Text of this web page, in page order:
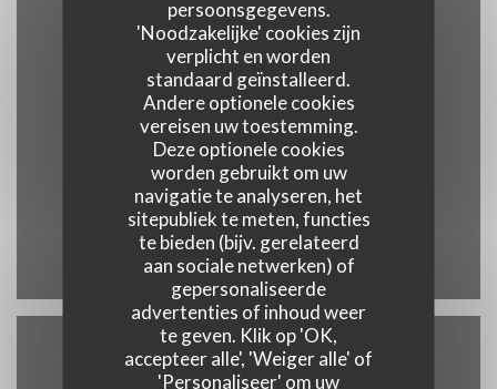
persoonsgegevens.
'Noodzakelijke' cookies zijn
verplicht en worden
standaard geïnstalleerd.
Andere optionele cookies
vereisen uw toestemming.
Deze optionele cookies
worden gebruikt om uw
navigatie te analyseren, het
sitepubliek te meten, functies
te bieden (bijv. gerelateerd
aan sociale netwerken) of
gepersonaliseerde
advertenties of inhoud weer
te geven. Klik op 'OK,
accepteer alle', 'Weiger alle' of
'Personaliseer' om uw
Plattegrond en Contact
78 rue René Lanoy 62300 Lens
03 21 43 50 50
Facebook ((opent in een
Neem contact met ons op